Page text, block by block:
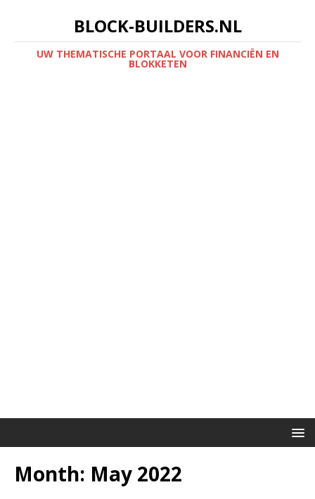
BLOCK-BUILDERS.NL
UW THEMATISCHE PORTAAL VOOR FINANCIËN EN
BLOKKETEN
Month: May 2022